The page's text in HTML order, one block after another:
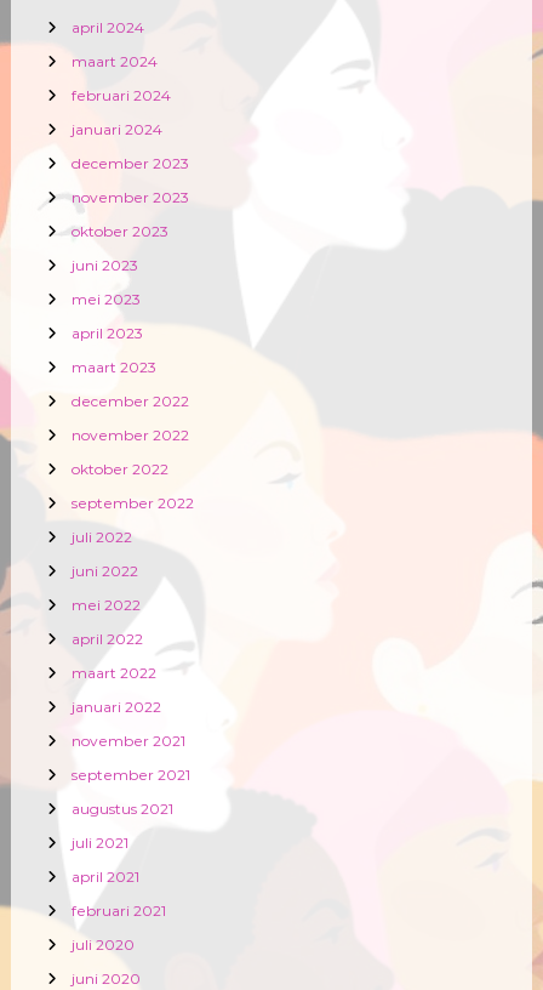
april 2024
maart 2024
februari 2024
januari 2024
december 2023
november 2023
oktober 2023
juni 2023
mei 2023
april 2023
maart 2023
december 2022
november 2022
oktober 2022
september 2022
juli 2022
juni 2022
mei 2022
april 2022
maart 2022
januari 2022
november 2021
september 2021
augustus 2021
juli 2021
april 2021
februari 2021
juli 2020
juni 2020